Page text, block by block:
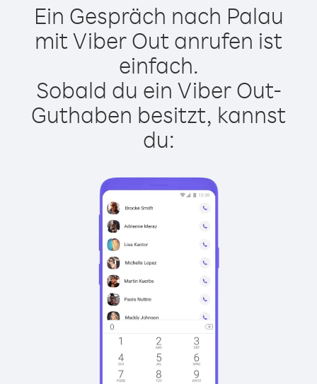
Ein Gespräch nach Palau
mit Viber Out anrufen ist
einfach.
Sobald du ein Viber Out-
Guthaben besitzt, kannst
du: